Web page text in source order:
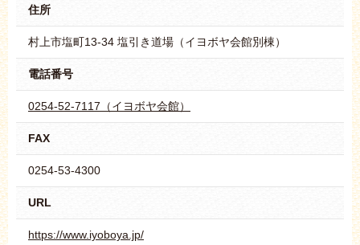
住所
村上市塩町13-34 塩引き道場（イヨボヤ会館別棟）
電話番号
0254-52-7117（イヨボヤ会館）
FAX
0254-53-4300
URL
https://www.iyoboya.jp/